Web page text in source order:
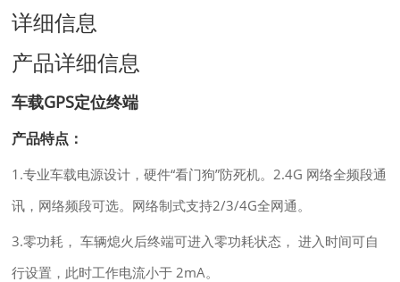
详细信息
产品详细信息
车载GPS定位终端
产品特点：
1.专业车载电源设计，硬件“看门狗”防死机。2.4G 网络全频段通
讯，网络频段可选。网络制式支持2/3/4G全网通。
3.零功耗， 车辆熄火后终端可进入零功耗状态， 进入时间可自
行设置，此时工作电流小于 2mA。